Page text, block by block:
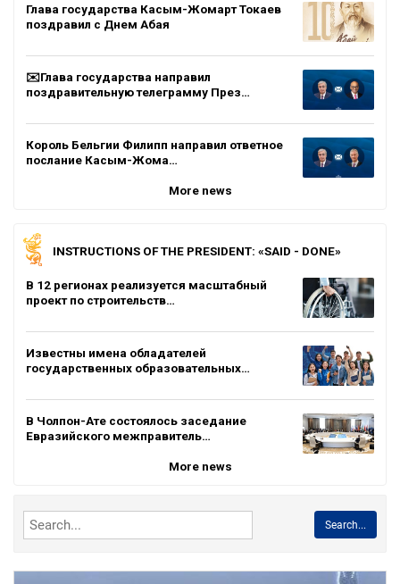
Глава государства Касым-Жомарт Токаев
поздравил с Днем Абая
✉️Глава государства направил
поздравительную телеграмму През…
Король Бельгии Филипп направил ответное
послание Касым-Жома…
More news
INSTRUCTIONS OF THE PRESIDENT: «SAID - DONE»
В 12 регионах реализуется масштабный
проект по строительств…
Известны имена обладателей
государственных образовательных…
В Чолпон-Ате состоялось заседание
Евразийского межправитель…
More news
Search...